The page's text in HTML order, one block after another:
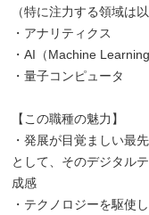
（特に注力する領域は
・アナリティクス
・AI（Machine
・量子コンピュータ
【この職種の魅力】
・発展が目覚ましい最
として、そのデジタル
成感
・テクノロジーを駆使